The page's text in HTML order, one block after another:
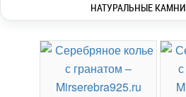
НАТУРАЛЬНЫЕ КАМНИ